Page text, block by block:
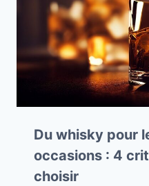
Du whisky pour
occasions : 4
choisir